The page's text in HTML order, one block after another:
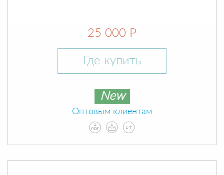
25 000 Р
Где купить
New
Оптовым клиентам